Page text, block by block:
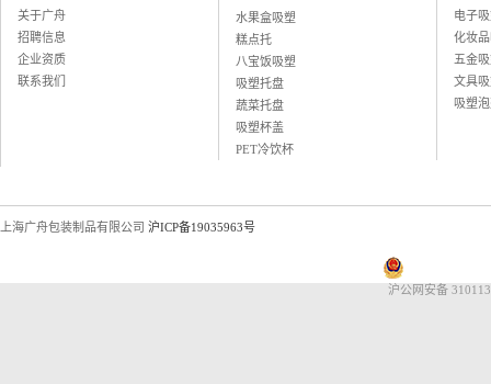
伽蓝集团上海欧格米兰化妆品厂
苏州黎姿化妆品有限公司
杭州珀莱雅控股股份有限公司
福兴工业（上海）有限公司
伟创力电子科技（上海）有限公司
英华达（上海）科技有限公司
关于广舟
招聘信息
企业资质
联系我们
水果盒吸塑
糕点托
八宝饭吸塑
吸塑托盘
蔬菜托盘
吸塑杯盖
PET冷饮杯
电子
化妆
五金
文具
吸塑
上海广舟包装制品有限公司 沪ICP备19035963号
沪公网安备